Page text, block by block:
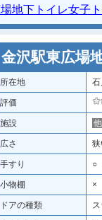
地下トイレ女子
金沢駅東広場
所在地
評価
施設 他
広さ
手すり ○
小物棚 ×
ドアの種類